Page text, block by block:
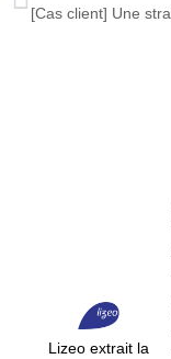
Lizeo extrait la